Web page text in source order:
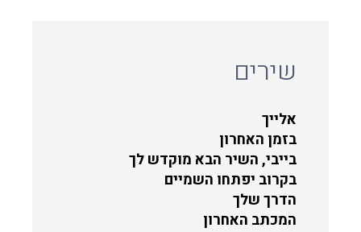
שירים
אלייך
בזמן האחרון
בייבי, השיר הבא מוקדש לך
בקרוב יפתחו השמיים
הדרך שלך
המכתב האחרון